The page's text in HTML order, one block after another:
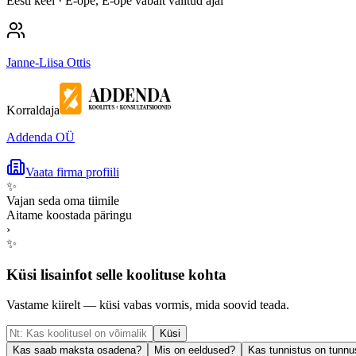
Janne-Liisa Ottis
Korraldaja
Addenda OÜ
Vaata firma profiili
✨
Vajan seda oma tiimile
Aitame koostada päringu
›
✨
Küsi lisainfot selle koolituse kohta
Vastame kiirelt — küsi vabas vormis, mida soovid teada.
Küsi
Kas saab maksta osadena?
Mis on eeldused? Kas tunnistus on